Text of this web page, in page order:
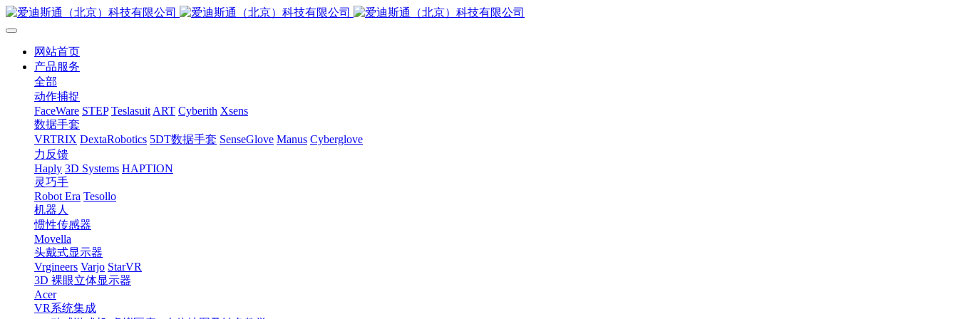
网站首页
产品服务
全部
动作捕捉
FaceWare STEP Teslasuit ART Cyberith Xsens
数据手套
VRTRIX DextaRobotics 5DT数据手套 SenseGlove Manus Cyberglove
力反馈
Haply 3D Systems HAPTION
灵巧手
Robot Era Tesollo
机器人
惯性传感器
Movella
头戴式显示器
Vrgineers Varjo StarVR
3D 裸眼立体显示器
Acer
VR系统集成